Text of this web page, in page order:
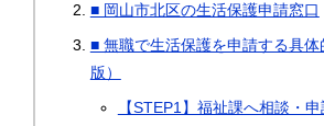
■ 岡山市北区の生活保護申請窓口
■ 無職で生活保護を申請する具
版）
【STEP1】福祉課へ相談・